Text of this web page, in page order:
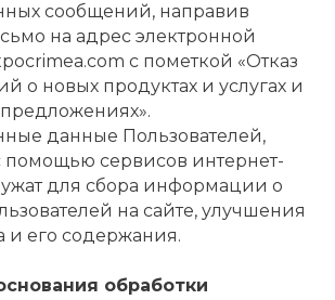
сообщений, направив
на адрес электронной
с пометкой «Отказ
о новых продуктах и услугах и
данные Пользователей,
сервисов интернет-
для сбора информации о
на сайте, улучшения
и его содержания.
обработки